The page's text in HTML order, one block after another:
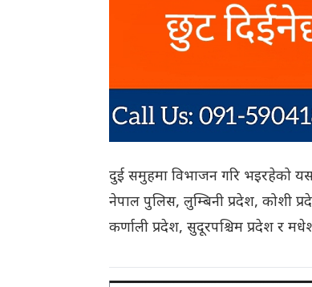
दुई समुहमा विभाजन गरि भइरहेको यस
नेपाल पुलिस, लुम्बिनी प्रदेश, कोशी
कर्णाली प्रदेश, सुदूरपश्चिम प्रदेश र